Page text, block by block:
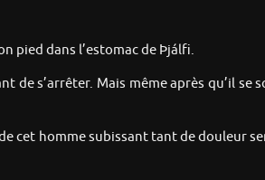
pied dans l’estomac de Þjálfi.
de s’arrêter. Mais même après qu’il
cet homme subissant tant de